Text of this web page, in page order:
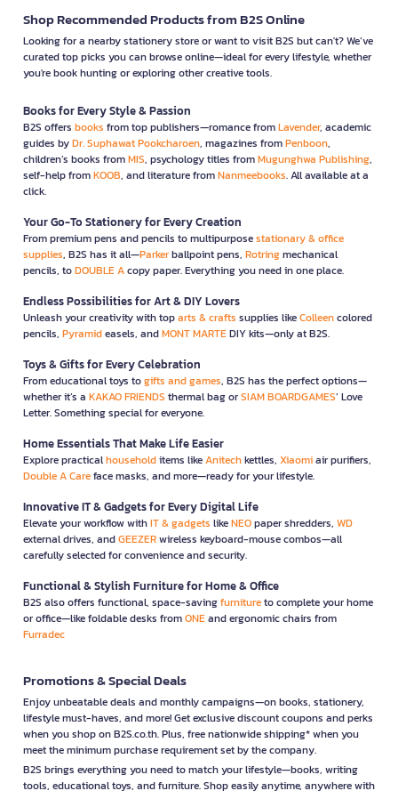
Shop Recommended Products from B2S Online
Looking for a nearby stationery store or want to visit B2S but can't? We’ve
curated top picks you can browse online—ideal for every lifestyle, whether
you're book hunting or exploring other creative tools.
Books for Every Style & Passion
B2S offers books from top publishers—romance fromLavender, academic
guides byDr. Suphawat Pookcharoen, magazines fromPenboon,
children’s books fromMIS, psychology titles fromMugunghwa Publishing,
self-help fromKOOB, and literature fromNanmeebooks. All available at a
click.
Your Go-To Stationery for Every Creation
From premium pens and pencils to multipurposestationary & office
supplies, B2S has it all—Parkerballpoint pens, Rotringmechanical
pencils, toDOUBLE Acopy paper. Everything you need in one place.
Endless Possibilities for Art & DIY Lovers
Unleash your creativity with toparts & crafts supplies likeColleencolored
pencils, Pyramideasels, andMONT MARTEDIY kits—only at B2S.
Toys & Gifts for Every Celebration
From educational toys togifts and games, B2S has the perfect options—
whether it’s a KAKAO FRIENDS thermal bag orSIAM BOARDGAMES’ Love
Letter. Something special for everyone.
Home Essentials That Make Life Easier
Explore practicalhouseholditems likeAnitechkettles, Xiaomiair purifiers,
Double A Careface masks, and more—ready for your lifestyle.
Innovative IT & Gadgets for Every Digital Life
Elevate your workflow withIT & gadgets likeNEOpaper shredders, WD
external drives, andGEEZERwireless keyboard-mouse combos—all
carefully selected for convenience and security.
Functional & Stylish Furniture for Home & Office
B2S also offers functional, space-savingfurnitureto complete your home
or office—like foldable desks fromONEand ergonomic chairs from
Furradec
Promotions & Special Deals
Enjoy unbeatable deals and monthly campaigns—on books, stationery,
lifestyle must-haves, and more! Get exclusive discount coupons and perks
when you shop on B2S.co.th. Plus, free nationwide shipping* when you
meet the minimum purchase requirement set by the company.
B2S brings everything you need to match your lifestyle—books, writing
tools, educational toys, and furniture. Shop easily anytime, anywhere with